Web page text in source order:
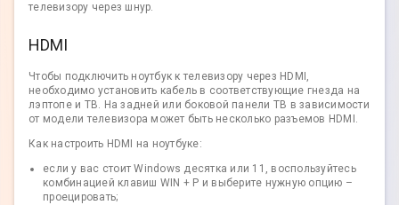
телевизору через шнур.
HDMI
Чтобы подключить ноутбук к телевизору через HDMI,
необходимо установить кабель в соответствующие гнезда на
лэптопе и ТВ. На задней или боковой панели ТВ в зависимости
от модели телевизора может быть несколько разъемов HDMI.
Как настроить HDMI на ноутбуке:
если у вас стоит Windows десятка или 11, воспользуйтесь
комбинацией клавиш WIN + P и выберите нужную опцию –
проецировать;